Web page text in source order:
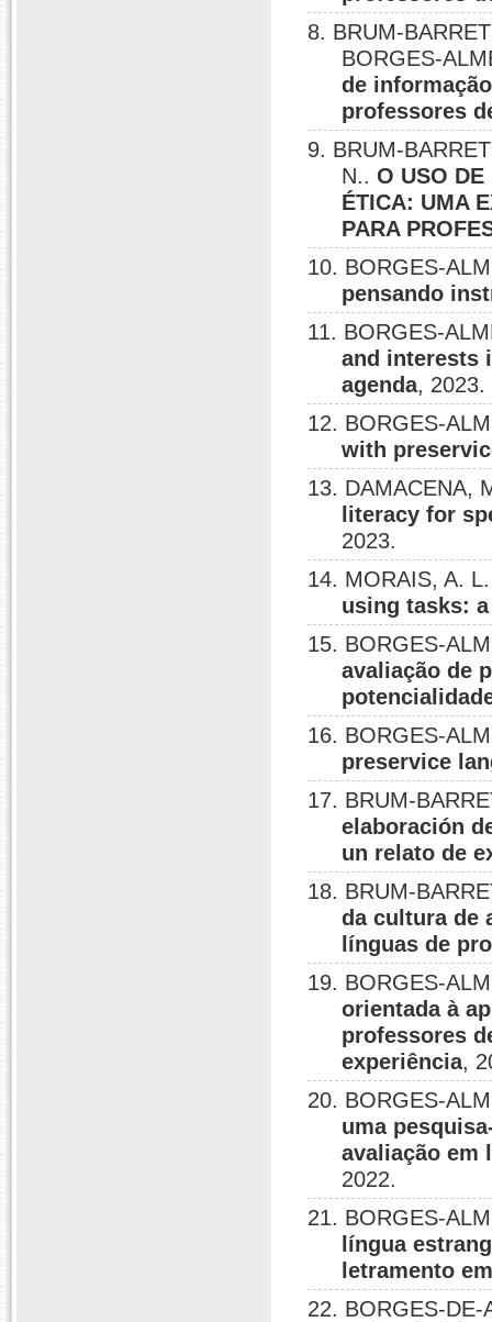
8. BRUM-
BORGES-
de
professores
9. BRUM-
N..O USO DE
ÉTICA: UMA
PARA
10. BORGES-
pensando
11. BORGES-
and interests
agenda, 2023.
12. BORGES-
with
13. DAMACENA,
literacy for
2023.
14. MORAIS, A.
using tasks:
15. BORGES-
avaliação de
16. BORGES-
preservice
17. BRUM-
elaboración
un relato de
18. BRUM-
da cultura de
línguas de
19. BORGES-
orientada à
professores
experiência,
20. BORGES-
uma
avaliação em
2022.
21. BORGES-
língua
letramento
22. BORGES-